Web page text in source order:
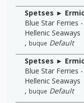
Spetses ►
Blue Star Ferries -
Hellenic Seaways
, buque Default
Spetses ►
Blue Star Ferries -
Hellenic Seaways
, buque Default